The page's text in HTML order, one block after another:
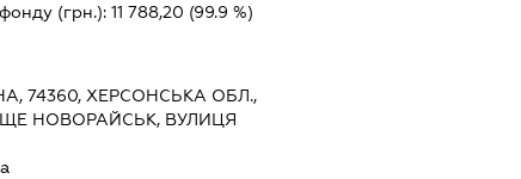
(грн.): 11 788,20 (99.9 %)
74360, ХЕРСОНСЬКА ОБЛ.,
НОВОРАЙСЬК, ВУЛИЦЯ